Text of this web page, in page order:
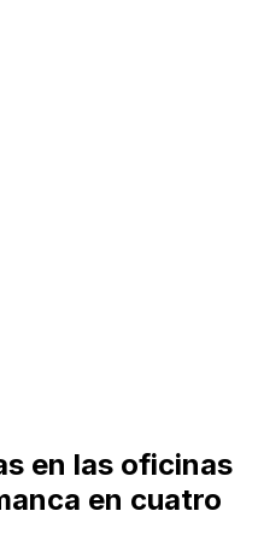
en las oficinas
en cuatro